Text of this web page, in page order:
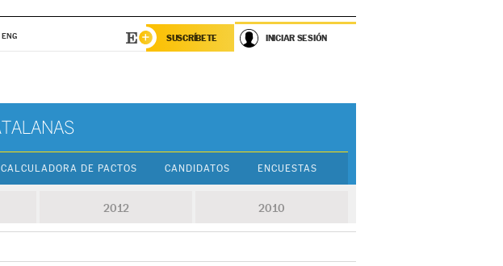
ENG SUSCRÍBETE INICIAR SESIÓN
CALCULADORA DE PACTOS CANDIDATOS ENCUESTAS
2012 2010